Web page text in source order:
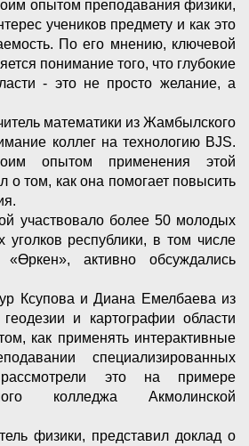
опытом преподавания физики,
учеников предмету и как это
По его мнению, ключевой
понимание того, что глубокие
- это не просто желание, а
математики из Жамбылского
коллег на технологию BJS.
опытом применения этой
о том, как она помогает повысить
участвовало более 50 молодых
уголков республики, в том числе
«Өркен», активно обсуждались
Ксупова и Диана Емелбаева из
и картографии области
как применять интерактивные
специализированных
это на примере
колледжа Акмолинской
физики, представил доклад о